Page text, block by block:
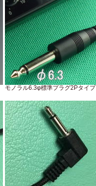
モノラル6.3φ標準プラグ2Pタイプ